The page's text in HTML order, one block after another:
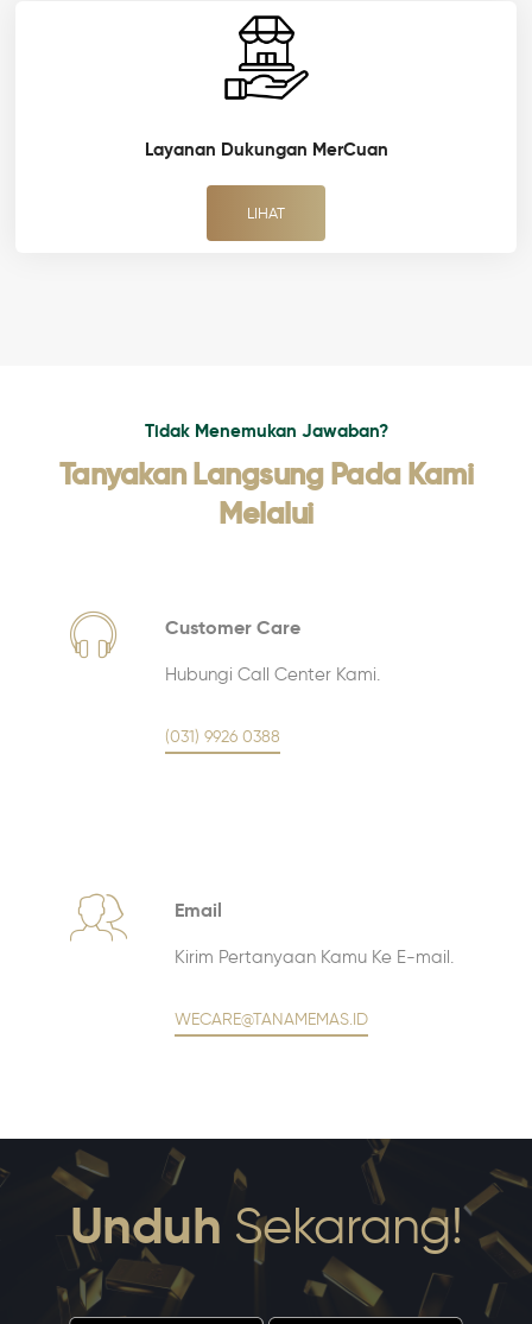
Layanan Dukungan MerCuan
LIHAT
Tidak Menemukan Jawaban?
Tanyakan Langsung Pada Kami
Melalui
Customer Care
Hubungi Call Center Kami.
(031) 9926 0388
Email
Kirim Pertanyaan Kamu Ke E-mail.
WECARE@TANAMEMAS.ID
Unduh Sekarang!